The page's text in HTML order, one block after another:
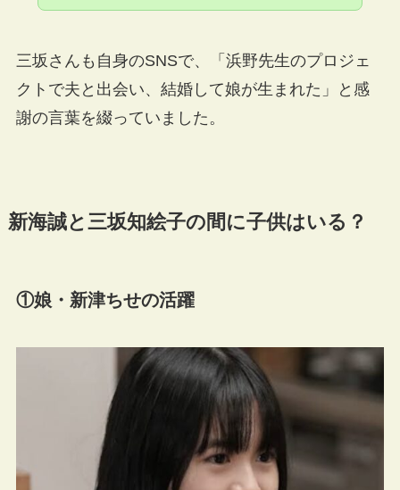
三坂さんも自身のSNSで、「浜野先生のプロジェ
クトで夫と出会い、結婚して娘が生まれた」と感
謝の言葉を綴っていました。
新海誠と三坂知絵子の間に子供はいる？
①娘・新津ちせの活躍